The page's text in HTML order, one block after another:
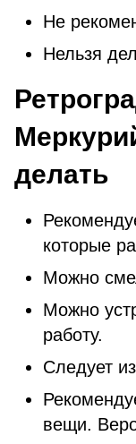
Не
Нельзя
делать
которые
Можно
Можно
работу.
Следует
вещи.